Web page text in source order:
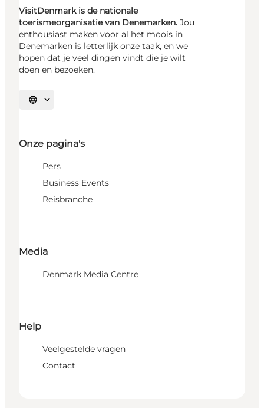
VisitDenmark is de nationale
toerismeorganisatie van Denemarken. Jou
enthousiast maken voor al het moois in
Denemarken is letterlijk onze taak, en we
hopen dat je veel dingen vindt die je wilt
doen en bezoeken.
Selecteer taal
Onze pagina's
Pers
Business Events
Reisbranche
Media
Denmark Media Centre
Help
Veelgestelde vragen
Contact